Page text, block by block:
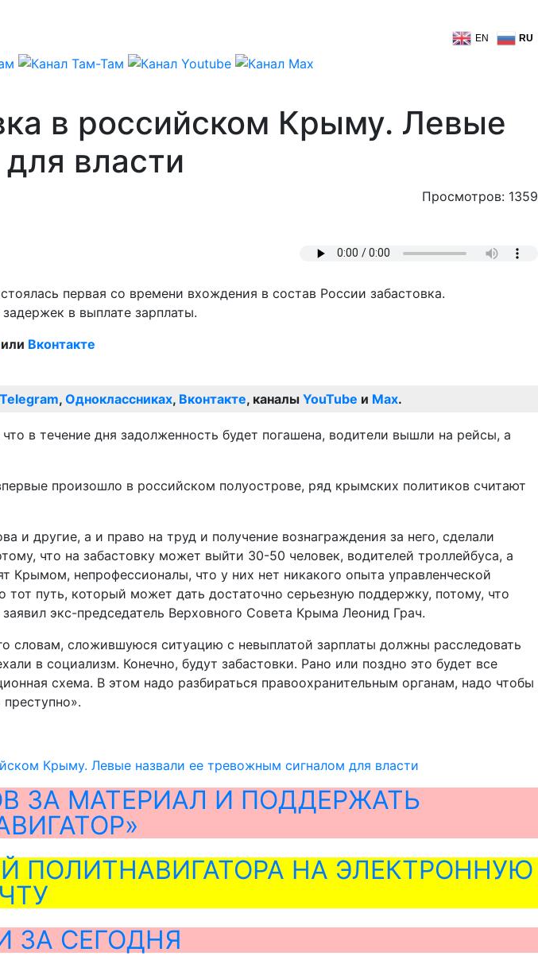
EN RU
в российском Крыму. Левые
власти
Просмотров: 1359
первая со времени вхождения в состав России забастовка.
в выплате зарплаты.
или Вконтакте
Telegram, Одноклассниках, Вконтакте, каналы YouTube и Max.
в течение дня задолженность будет погашена, водители вышли на рейсы, а
произошло в российском полуострове, ряд крымских политиков считают
и другие, а и право на труд и получение вознаграждения за него, сделали
что на забастовку может выйти 30-50 человек, водителей троллейбуса, а
Крымом, непрофессионалы, что у них нет никакого опыта управленческой
путь, который может дать достаточно серьезную поддержку, потому, что
экс-председатель Верховного Совета Крыма Леонид Грач.
словам, сложившуюся ситуацию с невыплатой зарплаты должны расследовать
в социализм. Конечно, будут забастовки. Рано или поздно это будет все
схема. В этом надо разбираться правоохранительным органам, надо чтобы
Крыму. Левые назвали ее тревожным сигналом для власти
ЗА МАТЕРИАЛ И ПОДДЕРЖАТЬ
ПОЛИТНАВИГАТОРА НА ЭЛЕКТРОННУЮ
ЗА СЕГОДНЯ